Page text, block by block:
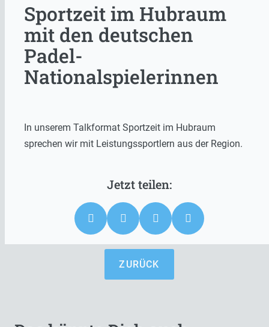
Sportzeit im Hubraum
mit den deutschen
Padel-
Nationalspielerinnen
In unserem Talkformat Sportzeit im Hubraum
sprechen wir mit Leistungssportlern aus der Region.
ZURÜCK